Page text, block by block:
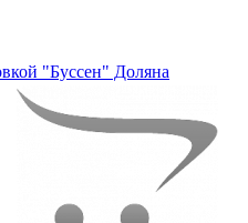
"Буссен" Доляна